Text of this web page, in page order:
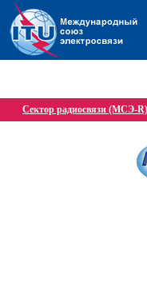
Сектор радиосвязи (МСЭ-R)